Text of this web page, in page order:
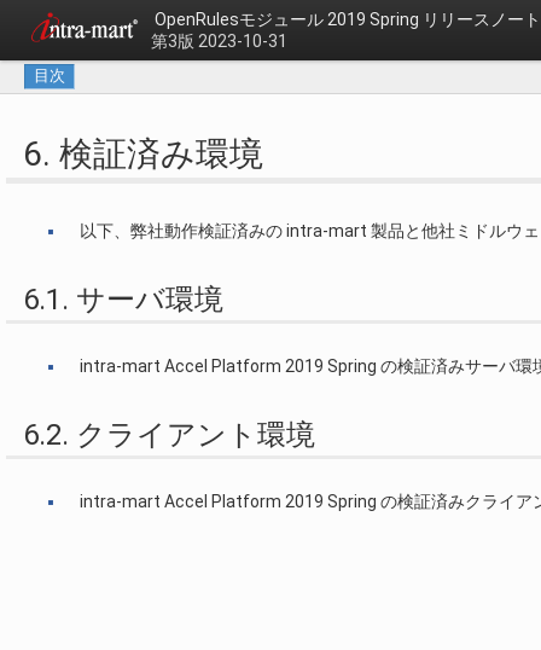
OpenRulesモジュール 2019 Spring リリースノート
第3版 2023-10-31
目次
6. 検証済み環境
以下、弊社動作検証済みの intra-mart 製品と他社ミドルウ
6.1. サーバ環境
intra-mart Accel Platform 2019 Spring の検証済みサーバ環
6.2. クライアント環境
intra-mart Accel Platform 2019 Spring の検証済みクライア